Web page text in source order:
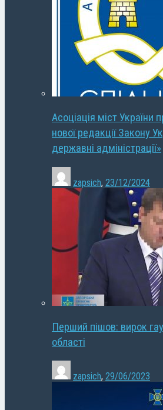
Асоціація міст
нової редакції Закону
державні адміністрації»
zapsich, 23/12/2024
Перший пішов: вирок
області
zapsich, 29/06/2023